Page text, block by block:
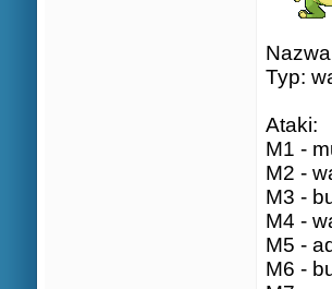
Typ:
Ataki:
M1 -
M2 -
M3 -
M4 -
M5 -
M6 -